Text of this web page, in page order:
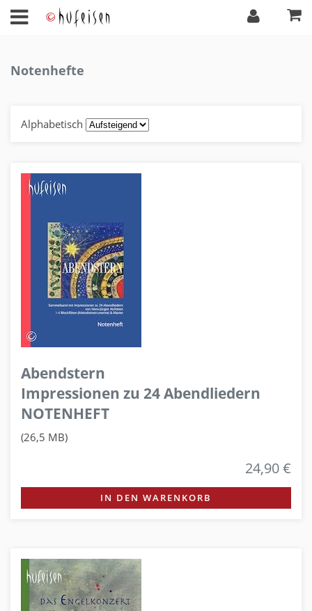
Notenhefte
Alphabetisch
Abendstern
Impressionen zu 24 Abendliedern
NOTENHEFT
(26,5 MB)
24,90 €
IN DEN WARENKORB